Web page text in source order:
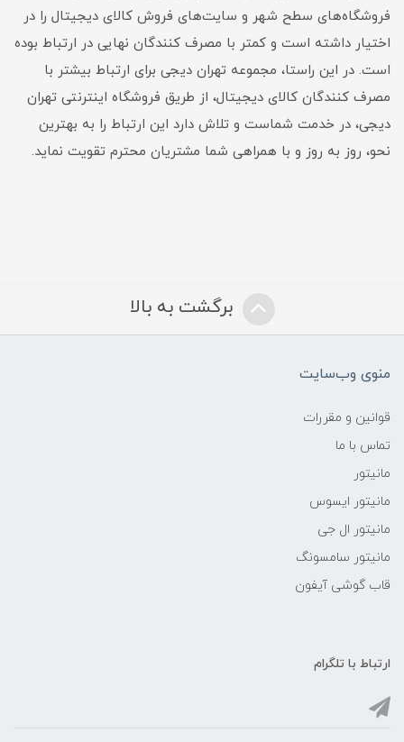
فروشگاه‌های سطح شهر و سایت‌های فروش کالای دیجیتال را در
اختیار داشته است و کمتر با مصرف کنندگان نهایی در ارتباط بوده
است. در این راستا، مجموعه تهران دیجی برای ارتباط بیشتر با
مصرف کنندگان کالای دیجیتال، از طریق فروشگاه اینترنتی تهران
دیجی، در خدمت شماست و تلاش دارد این ارتباط را به بهترین
نحو، روز به روز و با همراهی شما مشتریان محترم تقویت نماید.
برگشت به بالا
منوی وب‌سایت
قوانین و مقررات
تماس با ما
مانیتور
مانیتور ایسوس
مانیتور ال جی
مانیتور سامسونگ
قاب گوشی آیفون
ارتباط با تلگرام